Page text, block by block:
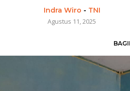
Indra Wiro - TNI
Agustus 11, 2025